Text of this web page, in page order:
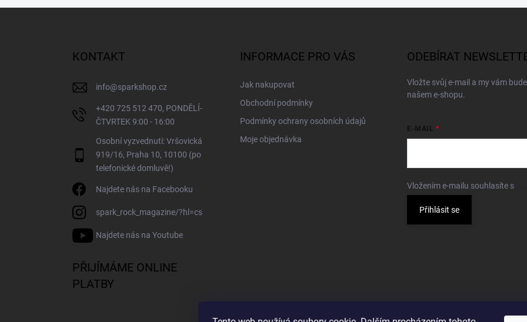
KONTAKT
info@sparkshop.cz
+420 725 512 470, PONDĚLÍ-
ČTVRTEK 9:00 - 16:00
Osobní vyzvednutí: Vršovická
919/16, Praha 10, 10100 (po
telefonické domluvě!)
Najdete nás na Facebooku
spark_rock_magazine/?hl=cs
Najdete nás na Youtube
INFORMACE PRO VÁS
Jak nakupovat
Obchodní podmínky
Podmínky ochrany osobních údajů
Moje objednávka
ODEBÍRAT
Vložte svůj e-mail a my vám
našem e-shopu.
E-MAIL
Vložením e-mailu souhlasíte s
Přihlásit se
PŘIJÍMÁME ONLINE
PLATBY